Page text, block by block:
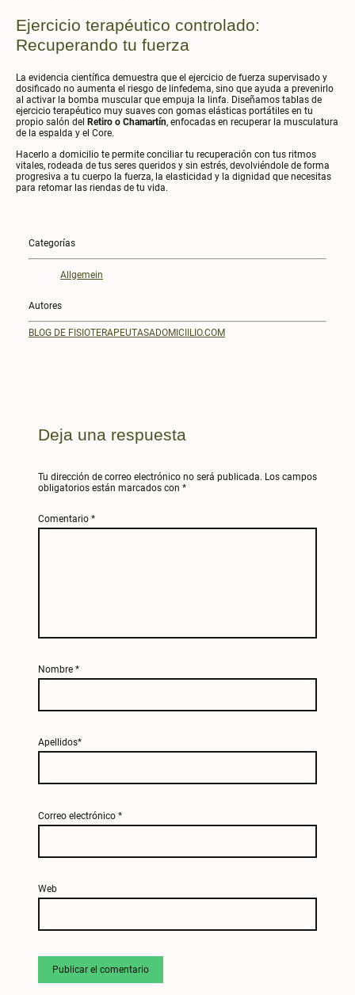
Ejercicio terapéutico controlado:
Recuperando tu fuerza
La evidencia científica demuestra que el ejercicio de fuerza supervisado y
dosificado no aumenta el riesgo de linfedema, sino que ayuda a prevenirlo
al activar la bomba muscular que empuja la linfa. Diseñamos tablas de
ejercicio terapéutico muy suaves con gomas elásticas portátiles en tu
propio salón del Retiro o Chamartín, enfocadas en recuperar la musculatura
de la espalda y el Core.
Hacerlo a domicilio te permite conciliar tu recuperación con tus ritmos
vitales, rodeada de tus seres queridos y sin estrés, devolviéndole de forma
progresiva a tu cuerpo la fuerza, la elasticidad y la dignidad que necesitas
para retomar las riendas de tu vida.
Categorías
Allgemein
Autores
BLOG DE FISIOTERAPEUTASADOMICIILIO.COM
Deja una respuesta
Tu dirección de correo electrónico no será publicada. Los campos
obligatorios están marcados con *
Comentario *
Nombre *
Apellidos*
Correo electrónico *
Web